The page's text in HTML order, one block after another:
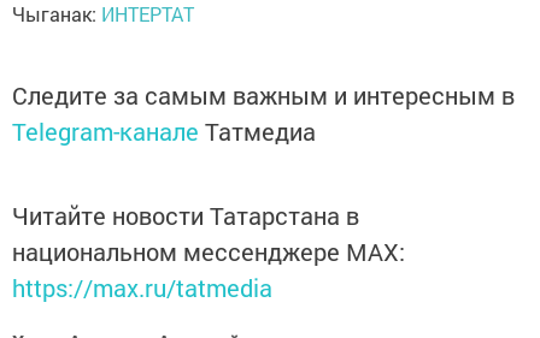
Чыганак: ИНТЕРТАТ
Следите за самым важным и интересным в
Telegram-канале Татмедиа
Читайте новости Татарстана в
национальном мессенджере MАХ:
https://max.ru/tatmedia